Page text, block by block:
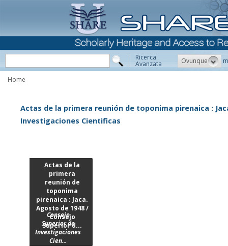
Ricerca
Avanzata Ovunque
Home
Actas de la primera reunión de toponima pirenaica :
Investigaciones Cientificas
Actas de la
primera
reunión de
toponima
pirenaica : Jaca.
Agosto de 1948 /
Consejo
Superior d...
Consejo
Superior de
Investigaciones
Cien...